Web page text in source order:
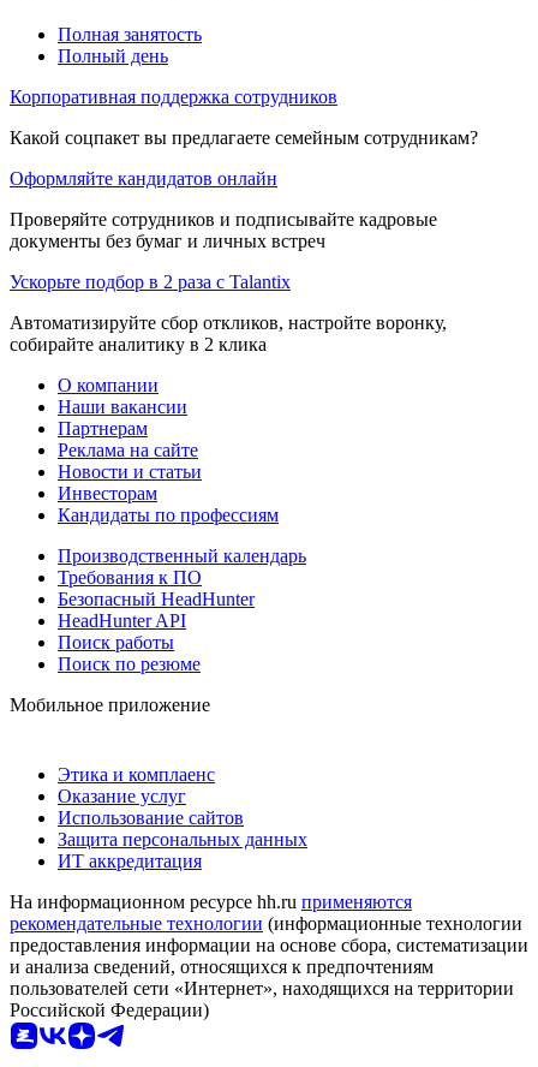
Полная занятость
Полный день
Корпоративная поддержка сотрудников
Какой соцпакет вы предлагаете семейным сотрудникам?
Оформляйте кандидатов онлайн
Проверяйте сотрудников и подписывайте кадровые
документы без бумаг и личных встреч
Ускорьте подбор в 2 раза с Talantix
Автоматизируйте сбор откликов, настройте воронку,
собирайте аналитику в 2 клика
О компании
Наши вакансии
Партнерам
Реклама на сайте
Новости и статьи
Инвесторам
Кандидаты по профессиям
Производственный календарь
Требования к ПО
Безопасный HeadHunter
HeadHunter API
Поиск работы
Поиск по резюме
Мобильное приложение
Этика и комплаенс
Оказание услуг
Использование сайтов
Защита персональных данных
ИТ аккредитация
На информационном ресурсе hh.ru применяются
рекомендательные технологии (информационные технологии
предоставления информации на основе сбора, систематизации
и анализа сведений, относящихся к предпочтениям
пользователей сети «Интернет», находящихся на территории
Российской Федерации)